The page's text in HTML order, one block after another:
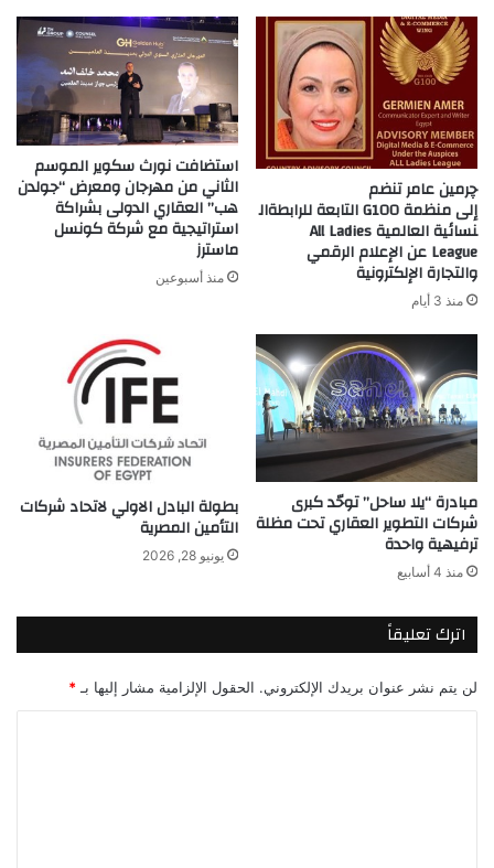
چرمين عامر تنضم
إلى منظمة G100 التابعة للرابطةال
نسائية العالمية All Ladies
League عن الإعلام الرقمي
والتجارة الإلكترونية
منذ 3 أيام
استضافت نورث سكوير الموسم
الثاني من مهرجان ومعرض “جولدن
هب” العقاري الدولى بشراكة
استراتيجية مع شركة كونسل
ماسترز
منذ أسبوعين
مبادرة “يلا ساحل” توحّد كبرى
شركات التطوير العقاري تحت مظلة
ترفيهية واحدة
منذ 4 أسابيع
بطولة البادل الاولي لاتحاد شركات
التأمين المصرية
يونيو 28, 2026
اترك تعليقاً
لن يتم نشر عنوان بريدك الإلكتروني. الحقول الإلزامية مشار إليها بـ *